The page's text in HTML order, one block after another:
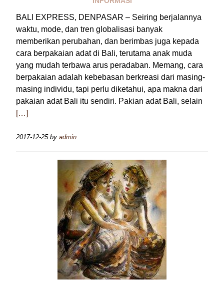
BALI EXPRESS, DENPASAR – Seiring berjalannya
waktu, mode, dan tren globalisasi banyak
memberikan perubahan, dan berimbas juga kepada
cara berpakaian adat di Bali, terutama anak muda
yang mudah terbawa arus peradaban. Memang, cara
berpakaian adalah kebebasan berkreasi dari masing-
masing individu, tapi perlu diketahui, apa makna dari
pakaian adat Bali itu sendiri. Pakian adat Bali, selain
[…]
2017-12-25by admin